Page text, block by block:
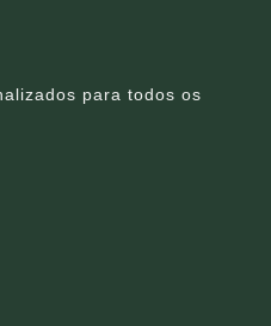
para todos os